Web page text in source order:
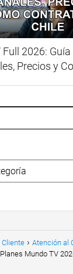
Full 2026:
Precios y
Cliente
Atención al
Planes Mundo TV